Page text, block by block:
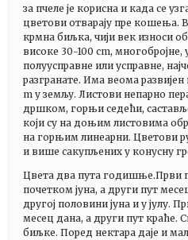
за пчеле је корисна и када се
цветови отварају пре
крмна биљка, чији век износи
високе 30-100 cm, многобројне,
полуусправне или усправне,
разгранате. Има веома
m у земљу. Листови непарно
дршком, горњи седећи,
који су на доњим листовима
на горњим линеарни. Цветови
и више сакупљених у конусну
Цвета два пута годишње.Први
почетком јуна, а други пут
другој половини јуна и у јулу.
месец дана, а други пут краће.
биљке. Поред нектара даје и